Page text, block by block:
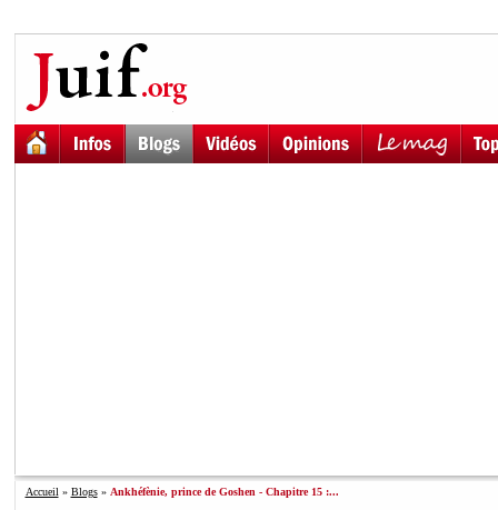
Accueil » Blogs» Ankhéfènie, prince de Goshen - Chapitre 15 :...